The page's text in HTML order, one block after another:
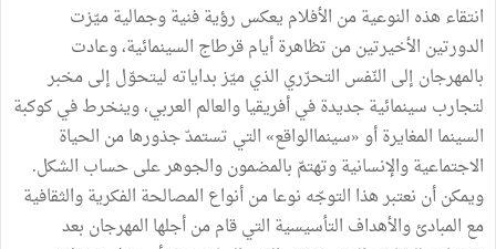
انتقاء هذه النوعية من الأفلام يعكس رؤية فنية وجمالية ميّزت
الدورتين الأخيرتين من تظاهرة أيام قرطاج السينمائية، وعادت
بالمهرجان إلى النّفس التحرّري الذي ميّز بداياته ليتحوّل إلى مخبر
لتجارب سينمائية جديدة في أفريقيا والعالم العربي، وينخرط في كوكبة
السينما المغايرة أو «سينماالواقع» التي تستمدّ جذورها من الحياة
الاجتماعية والإنسانية وتهتمّ بالمضمون والجوهر على حساب الشكل.
ويمكن أن نعتبر هذا التوجّه نوعا من أنواع المصالحة الفكرية والثقافية
مع المبادئ والأهداف التأسيسية التي قام من أجلها المهرجان بعد